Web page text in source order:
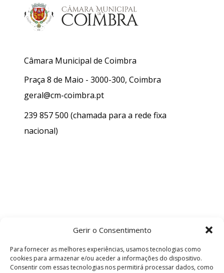
Gerir o Consentimento
Para fornecer as melhores experiências, usamos tecnologias como
cookies para armazenar e/ou aceder a informações do dispositivo.
Consentir com essas tecnologias nos permitirá processar dados, como
Câmara Municipal de Coimbra
Praça 8 de Maio - 3000-300, Coimbra
geral@cm-coimbra.pt
239 857 500 (chamada para a rede fixa
nacional)